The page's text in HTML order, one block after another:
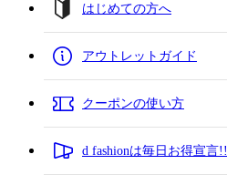
はじめての方へ
アウトレットガイド
クーポンの使い方
d fashionは毎日お得宣言!!